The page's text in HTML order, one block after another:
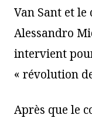
Van Sant et
Alessandro
intervient
« révolution
Après que le